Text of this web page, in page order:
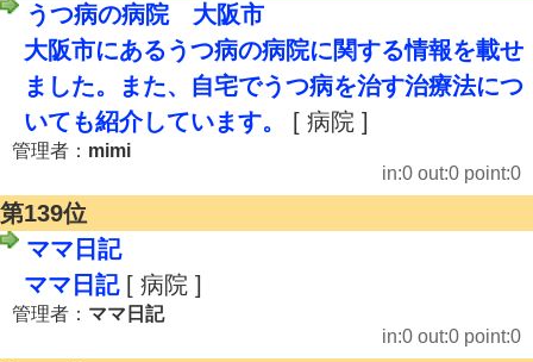
うつ病の病院 大阪市
大阪市にあるうつ病の病院に関する情報を載せ
ました。また、自宅でうつ病を治す治療法につ
いても紹介しています。
[ 病院 ]
管理者： mimi
in:0 out:0 point:0
第139位
ママ日記
ママ日記[ 病院 ]
管理者： ママ日記
in:0 out:0 point:0